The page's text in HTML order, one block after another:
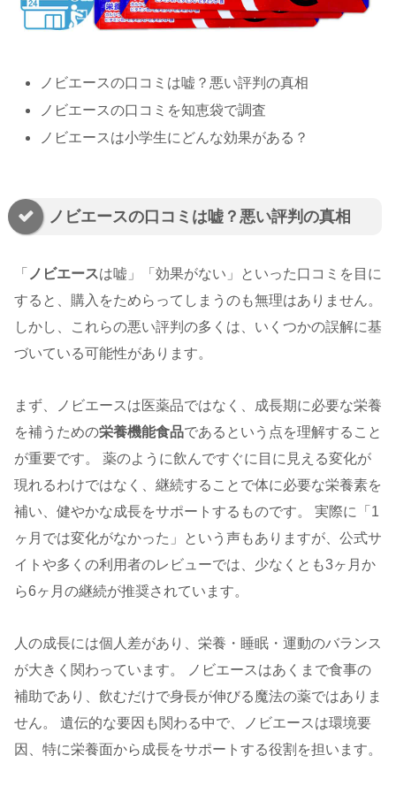
ノビエースの口コミは嘘？悪い評判の真相
ノビエースの口コミを知恵袋で調査
ノビエースは小学生にどんな効果がある？
ノビエースの口コミは嘘？悪い評判の真相
「 ノビエースは嘘」「効果がない」といった口コミを目に
すると、購入をためらってしまうのも無理はありません。
しかし、これらの悪い評判の多くは、いくつかの誤解に基
づいている可能性があります。
まず、ノビエースは医薬品ではなく、成長期に必要な栄養
を補うための栄養機能食品であるという点を理解すること
が重要です。 薬のように飲んですぐに目に見える変化が
現れるわけではなく、継続することで体に必要な栄養素を
補い、健やかな成長をサポートするものです。 実際に「1
ヶ月では変化がなかった」という声もありますが、公式サ
イトや多くの利用者のレビューでは、少なくとも3ヶ月か
ら6ヶ月の継続が推奨されています。
人の成長には個人差があり、栄養・睡眠・運動のバランス
が大きく関わっています。 ノビエースはあくまで食事の
補助であり、飲むだけで身長が伸びる魔法の薬ではありま
せん。 遺伝的な要因も関わる中で、ノビエースは環境要
因、特に栄養面から成長をサポートする役割を担います。